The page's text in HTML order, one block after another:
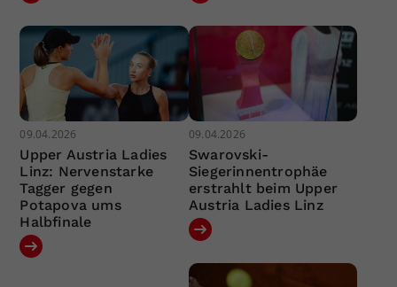
09.04.2026
Upper Austria Ladies
Linz: Nervenstarke
Tagger gegen
Potapova ums
Halbfinale
09.04.2026
Swarovski-
Siegerinnentrophäe
erstrahlt beim Upper
Austria Ladies Linz